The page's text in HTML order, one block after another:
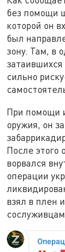
без помощи
которой он
был
зону. Там, в
сильно
При помощи
оружия, он
После этого
ворвался
операции
взял в плен